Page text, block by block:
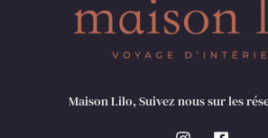
Maison Lilo, Suivez nous sur les